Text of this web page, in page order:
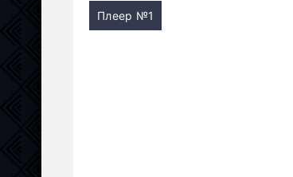
Плеер №1